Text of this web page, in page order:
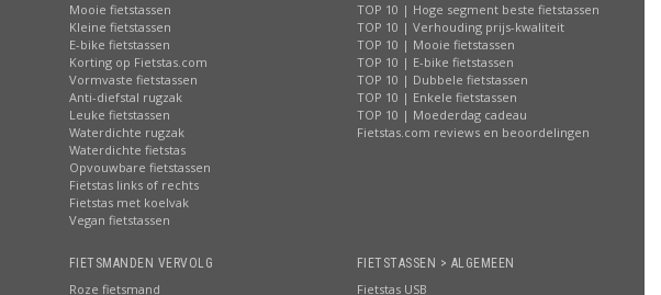
Mooie fietstassen
Kleine fietstassen
E-bike fietstassen
Korting op Fietstas.com
Vormvaste fietstassen
Anti-diefstal rugzak
Leuke fietstassen
Waterdichte rugzak
Waterdichte fietstas
Opvouwbare fietstassen
Fietstas links of rechts
Fietstas met koelvak
Vegan fietstassen
TOP 10 | Hoge segment beste fietstassen
TOP 10 | Verhouding prijs-kwaliteit
TOP 10 | Mooie fietstassen
TOP 10 | E-bike fietstassen
TOP 10 | Dubbele fietstassen
TOP 10 | Enkele fietstassen
TOP 10 | Moederdag cadeau
Fietstas.com reviews en beoordelingen
FIETSMANDEN VERVOLG
Roze fietsmand
FIETSTASSEN > ALGEMEEN
Fietstas USB